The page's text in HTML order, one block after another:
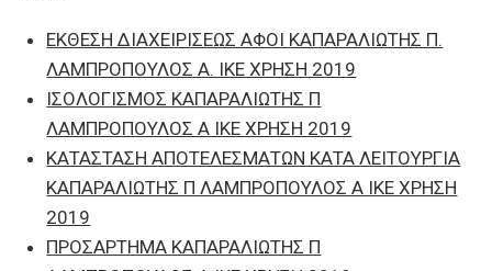
ΕΚΘΕΣΗ ΔΙΑΧΕΙΡΙΣΕΩΣ ΑΦΟΙ ΚΑΠΑΡΑΛΙΩΤΗΣ Π.
ΛΑΜΠΡΟΠΟΥΛΟΣ Α. ΙΚΕ ΧΡΗΣΗ 2019
ΙΣΟΛΟΓΙΣΜΟΣ ΚΑΠΑΡΑΛΙΩΤΗΣ Π
ΛΑΜΠΡΟΠΟΥΛΟΣ Α ΙΚΕ ΧΡΗΣΗ 2019
ΚΑΤΑΣΤΑΣΗ ΑΠΟΤΕΛΕΣΜΑΤΩΝ ΚΑΤΑ ΛΕΙΤΟΥΡΓΙΑ
ΚΑΠΑΡΑΛΙΩΤΗΣ Π ΛΑΜΠΡΟΠΟΥΛΟΣ Α ΙΚΕ ΧΡΗΣΗ
2019
ΠΡΟΣΑΡΤΗΜΑ ΚΑΠΑΡΑΛΙΩΤΗΣ Π